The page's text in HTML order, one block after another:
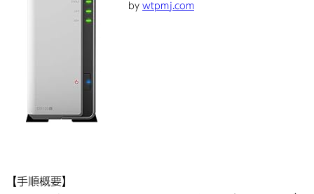
by wtpmj.com
【手順概要】